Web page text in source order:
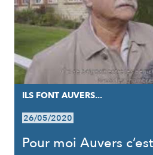
ILS FONT AUVERS...
26/05/2020
Pour moi Auvers